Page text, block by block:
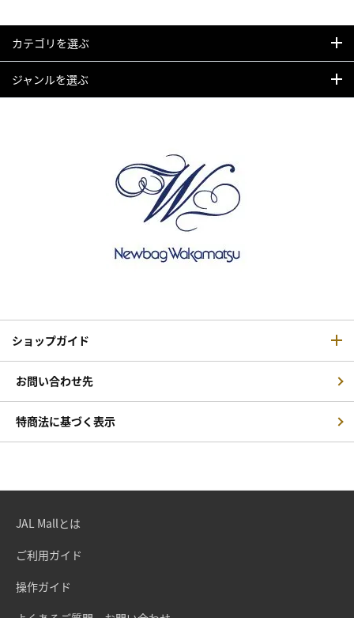
カテゴリを選ぶ
ジャンルを選ぶ
ショップガイド
お問い合わせ先
特商法に基づく表示
JAL Mallとは
ご利用ガイド
操作ガイド